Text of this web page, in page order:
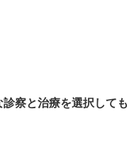
察と治療を選択しても